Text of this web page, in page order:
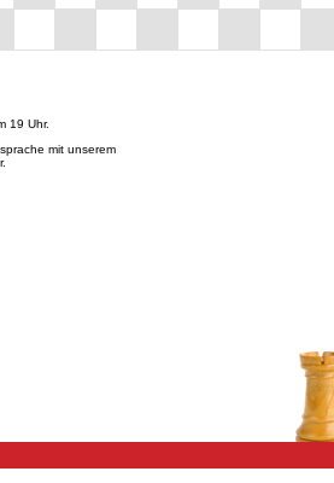
19 Uhr.
mit unserem